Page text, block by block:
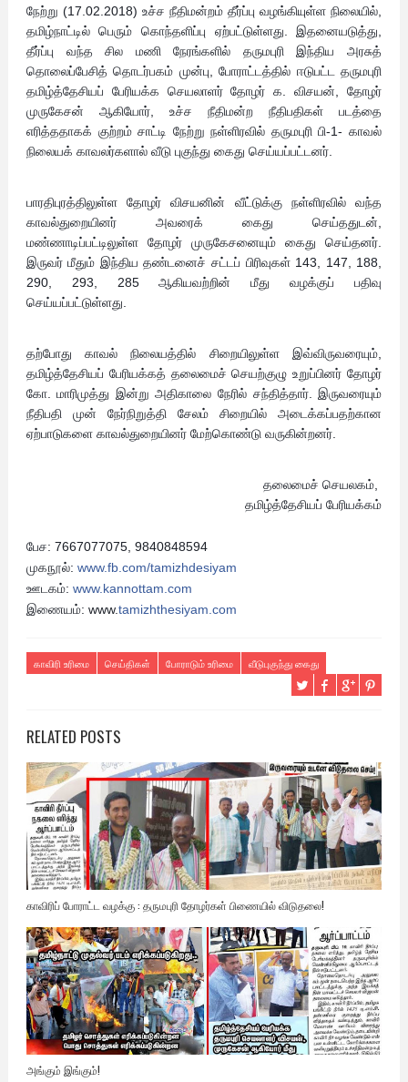
நேற்று (17.02.2018) உச்ச நீதிமன்றம் தீர்ப்பு வழங்கியுள்ள நிலையில்,
தமிழ்நாட்டில் பெரும் கொந்தளிப்பு ஏற்பட்டுள்ளது. இதனையடுத்து,
தீர்ப்பு வந்த சில மணி நேரங்களில் தருமபுரி இந்திய அரசுத்
தொலைப்பேசித் தொடர்பகம் முன்பு, போராட்டத்தில் ஈடுபட்ட தருமபுரி
தமிழ்த்தேசியப் பேரியக்க செயலாளர் தோழர் க. விசயன், தோழர்
முருகேசன் ஆகியோர், உச்ச நீதிமன்ற நீதிபதிகள் படத்தை
எரித்ததாகக் குற்றம் சாட்டி நேற்று நள்ளிரவில் தருமபுரி பி-1- காவல்
நிலையக் காவலர்களால் வீடு புகுந்து கைது செய்யப்பட்டனர்.
பாரதிபுரத்திலுள்ள தோழர் விசயனின் வீட்டுக்கு நள்ளிரவில் வந்த
காவல்துறையினர் அவரைக் கைது செய்ததுடன்,
மண்ணாடிப்பட்டிலுள்ள தோழர் முருகேசனையும் கைது செய்தனர்.
இருவர் மீதும் இந்திய தண்டனைச் சட்டப் பிரிவுகள் 143, 147, 188,
290, 293, 285 ஆகியவற்றின் மீது வழக்குப் பதிவு
செய்யப்பட்டுள்ளது.
தற்போது காவல் நிலையத்தில் சிறையிலுள்ள இவ்விருவரையும்,
தமிழ்த்தேசியப் பேரியக்கத் தலைமைச் செயற்குழு உறுப்பினர் தோழர்
கோ. மாரிமுத்து இன்று அதிகாலை நேரில் சந்தித்தார். இருவரையும்
நீதிபதி முன் நேர்நிறுத்தி சேலம் சிறையில் அடைக்கப்பதற்கான
ஏற்பாடுகளை காவல்துறையினர் மேற்கொண்டு வருகின்றனர்.
தலைமைச் செயலகம்,
தமிழ்த்தேசியப் பேரியக்கம்
பேச: 7667077075, 9840848594
முகநூல்: www.fb.com/tamizhdesiyam
ஊடகம்: www.kannottam.com
இணையம்: www.tamizhthesiyam.com
காவிரி உரிமை செய்திகள் போராடும் உரிமை வீடுபுகுந்து கைது
RELATED POSTS
காவிரிப் போராட்ட வழக்கு : தருமபுரி தோழர்கள் பிணையில் விடுதலை!
அங்கும் இங்கும்!